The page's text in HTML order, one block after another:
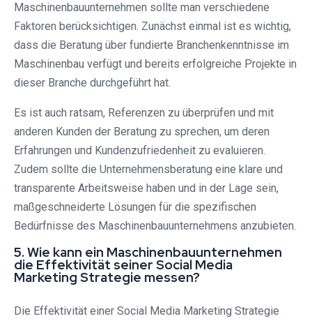
Maschinenbauunternehmen sollte man verschiedene
Faktoren berücksichtigen. Zunächst einmal ist es wichtig,
dass die Beratung über fundierte Branchenkenntnisse im
Maschinenbau verfügt und bereits erfolgreiche Projekte in
dieser Branche durchgeführt hat.
Es ist auch ratsam, Referenzen zu überprüfen und mit
anderen Kunden der Beratung zu sprechen, um deren
Erfahrungen und Kundenzufriedenheit zu evaluieren.
Zudem sollte die Unternehmensberatung eine klare und
transparente Arbeitsweise haben und in der Lage sein,
maßgeschneiderte Lösungen für die spezifischen
Bedürfnisse des Maschinenbauunternehmens anzubieten.
5. Wie kann ein Maschinenbauunternehmen
die Effektivität seiner Social Media
Marketing Strategie messen?
Die Effektivität einer Social Media Marketing Strategie